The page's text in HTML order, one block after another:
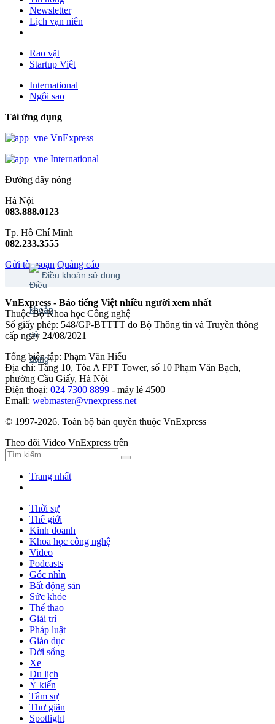
Newsletter
Lịch vạn niên
Rao vặt
Startup Việt
International
Ngôi sao
Tải ứng dụng
VnExpress
International
Đường dây nóng
Hà Nội
083.888.0123
Tp. Hồ Chí Minh
082.233.3555
Gửi tòa soạn Quảng cáo
Điều khoản sử dụng
VnExpress - Báo tiếng Việt nhiều người xem nhất
Thuộc Bộ Khoa học Công nghệ
Số giấy phép: 548/GP-BTTTT do Bộ Thông tin và Truyền thông
cấp ngày 24/08/2021
Tổng biên tập: Phạm Văn Hiếu
Địa chỉ: Tầng 10, Tòa A FPT Tower, số 10 Phạm Văn Bạch,
phường Cầu Giấy, Hà Nội
Điện thoại: 024 7300 8899 - máy lẻ 4500
Email: webmaster@vnexpress.net
© 1997-2026. Toàn bộ bản quyền thuộc VnExpress
Theo dõi Video VnExpress trên
Trang nhất
Thời sự
Thế giới
Kinh doanh
Khoa học công nghệ
Video
Podcasts
Góc nhìn
Bất động sản
Sức khỏe
Thể thao
Giải trí
Pháp luật
Giáo dục
Đời sống
Xe
Du lịch
Ý kiến
Tâm sự
Thư giãn
Spotlight